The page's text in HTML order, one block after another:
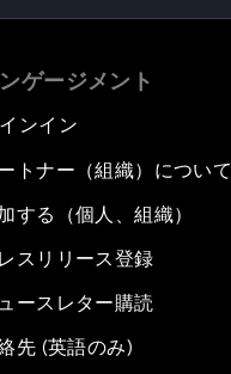
ゲージメント
ンイン
トナー（組織）について
する（個人、組織）
スリリース登録
ースレター購読
先 (英語のみ)